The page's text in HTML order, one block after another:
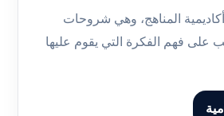
المناهج، وهي شروحات
على فهم الفكرة التي يقوم عليها